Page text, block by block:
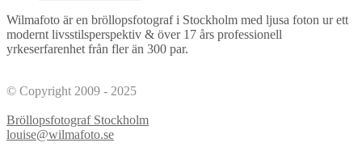
Wilmafoto är en bröllopsfotograf i Stockholm med ljusa foton ur ett
modernt livsstilsperspektiv & över 17 års professionell
yrkeserfarenhet från fler än 300 par.
© Copyright 2009 - 2025
Bröllopsfotograf Stockholm
louise@wilmafoto.se